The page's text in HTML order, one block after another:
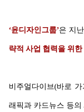
‘윤디자인그룹’은 지
략적 사업 협력을 위
비주얼다이브(바로 가
래픽과 카드뉴스 등